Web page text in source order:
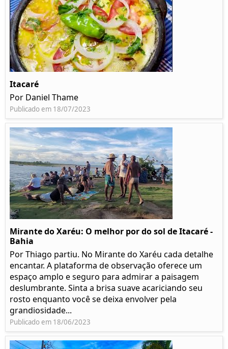
Itacaré
Por Daniel Thame
Publicado em 18/07/2023
Mirante do Xaréu: O melhor por do sol de Itacaré -
Bahia
Por Thiago partiu. No Mirante do Xaréu cada detalhe
encantar. A plataforma de observação oferece um
espaço amplo e seguro para admirar a paisagem
deslumbrante. Sinta a brisa suave acariciando seu
rosto enquanto você se deixa envolver pela
grandiosidade...
Publicado em 18/06/2023